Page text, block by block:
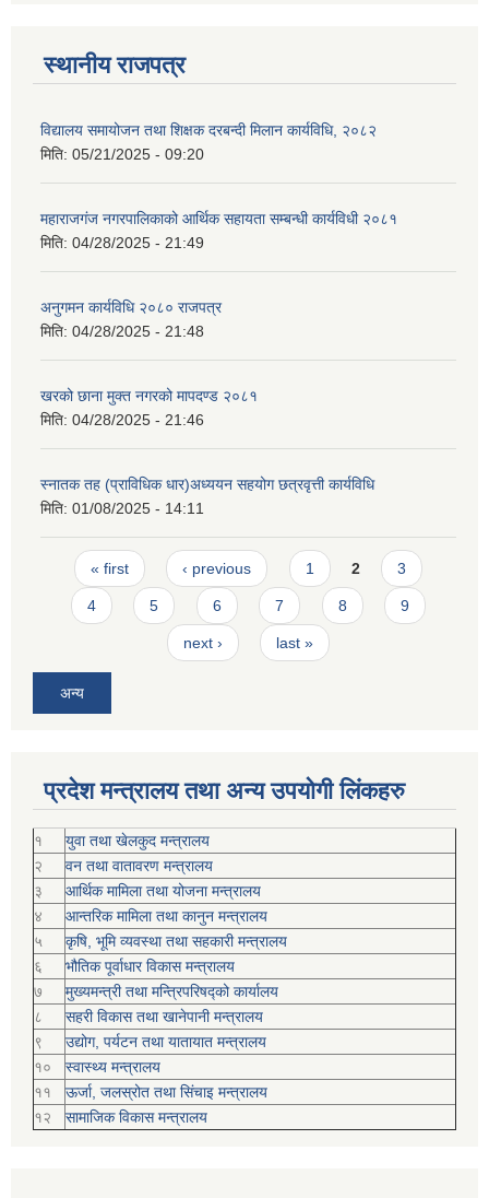
स्थानीय राजपत्र
विद्यालय समायोजन तथा शिक्षक दरबन्दी मिलान कार्यविधि, २०८२
मिति: 05/21/2025 - 09:20
महाराजगंज नगरपालिकाको आर्थिक सहायता सम्बन्धी कार्यविधी २०८१
मिति: 04/28/2025 - 21:49
अनुगमन कार्यविधि २०८० राजपत्र
मिति: 04/28/2025 - 21:48
खरको छाना मुक्त नगरको मापदण्ड २०८१
मिति: 04/28/2025 - 21:46
स्नातक तह (प्राविधिक धार)अध्ययन सहयोग छत्रवृत्ती कार्यविधि
मिति: 01/08/2025 - 14:11
Pages
« first ‹ previous 1 2 3
4 5 6 7 8 9
next › last »
अन्य
प्रदेश मन्त्रालय तथा अन्य उपयोगी लिंकहरु
१
युवा तथा खेलकुद मन्त्रालय
२
वन तथा वातावरण मन्त्रालय
३
आर्थिक मामिला तथा योजना मन्त्रालय
४
आन्तरिक मामिला तथा कानुन मन्त्रालय
५
कृषि, भूमि व्यवस्था तथा सहकारी मन्त्रालय
६
भौतिक पूर्वाधार विकास मन्त्रालय
७
मुख्यमन्त्री तथा मन्त्रिपरिषद्को कार्यालय
८
सहरी विकास तथा खानेपानी मन्त्रालय
९
उद्योग, पर्यटन तथा यातायात मन्त्रालय
१०
स्वास्थ्य मन्त्रालय
११
ऊर्जा, जलस्रोत तथा सिंचाइ मन्त्रालय
१२
सामाजिक विकास मन्‍‍त्रालय